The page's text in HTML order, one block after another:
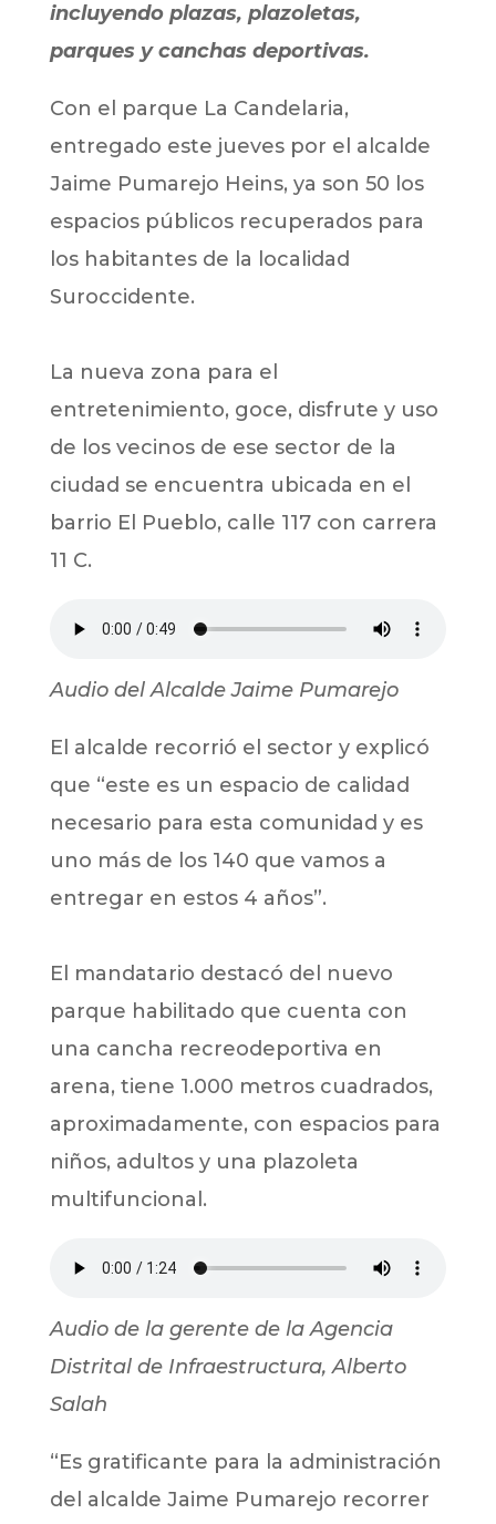
incluyendo plazas, plazoletas,
parques y canchas deportivas.
Con el parque La Candelaria,
entregado este jueves por el alcalde
Jaime Pumarejo Heins, ya son 50 los
espacios públicos recuperados para
los habitantes de la localidad
Suroccidente.
La nueva zona para el
entretenimiento, goce, disfrute y uso
de los vecinos de ese sector de la
ciudad se encuentra ubicada en el
barrio El Pueblo, calle 117 con carrera
11 C.
Audio del Alcalde Jaime Pumarejo
El alcalde recorrió el sector y explicó
que “este es un espacio de calidad
necesario para esta comunidad y es
uno más de los 140 que vamos a
entregar en estos 4 años”.
El mandatario destacó del nuevo
parque habilitado que cuenta con
una cancha recreodeportiva en
arena, tiene 1.000 metros cuadrados,
aproximadamente, con espacios para
niños, adultos y una plazoleta
multifuncional.
Audio de la gerente de la Agencia
Distrital de Infraestructura, Alberto
Salah
“Es gratificante para la administración
del alcalde Jaime Pumarejo recorrer